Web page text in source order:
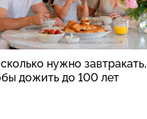
нужно завтракать,
дожить до 100 лет